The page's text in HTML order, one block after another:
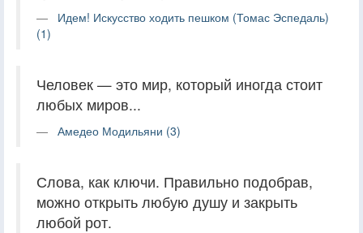
Идем! Искусство ходить пешком (Томас Эспедаль)
(1)
Человек — это мир, который иногда стоит
любых миров...
Амедео Модильяни (3)
Слова, как ключи. Правильно подобрав,
можно открыть любую душу и закрыть
любой рот.